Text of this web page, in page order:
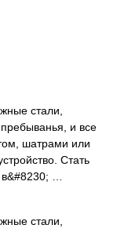
стали,
и все
шатрами или
Стать
…
стали,